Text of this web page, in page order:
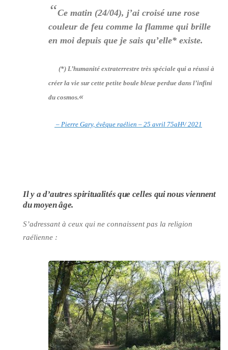
“Ce matin (24/04), j’ai croisé une rose
couleur de feu comme la flamme qui brille
en moi depuis que je sais qu’elle* existe.
(*) L’humanité extraterrestre très spéciale qui a réussi à
créer la vie sur cette petite boule bleue perdue dans l’infini
du cosmos.«
– Pierre Gary, évêque raélien – 25 avril 75aH¹/ 2021
Il y a d’autres spiritualités que celles qui nous viennent
du moyen âge.
S’adressant à ceux qui ne connaissent pas la religion
raélienne :